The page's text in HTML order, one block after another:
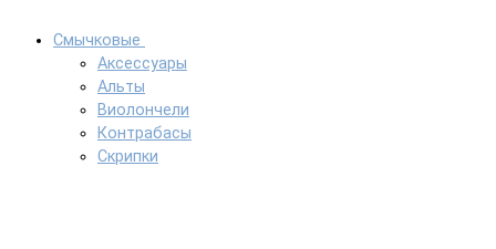
Смычковые
Аксессуары
Альты
Виолончели
Контрабасы
Скрипки